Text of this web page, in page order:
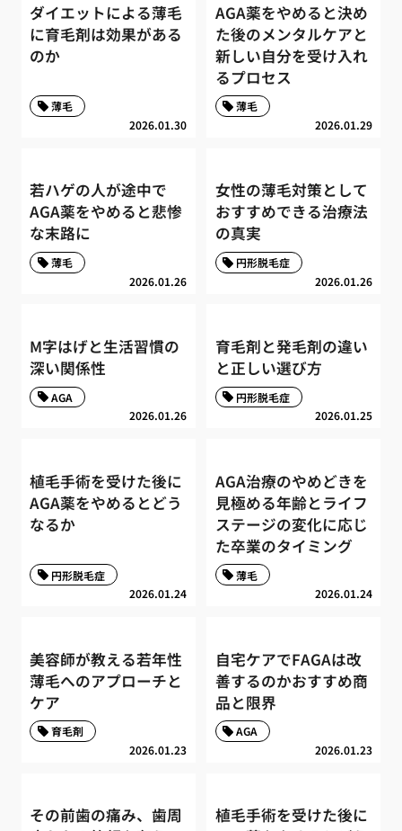
ダイエットによる薄毛
に育毛剤は効果がある
のか
2026.01.30
薄毛
AGA薬をやめると決め
た後のメンタルケアと
新しい自分を受け入れ
るプロセス
2026.01.29
薄毛
若ハゲの人が途中で
AGA薬をやめると悲惨
な末路に
2026.01.26
薄毛
女性の薄毛対策として
おすすめできる治療法
の真実
2026.01.26
円形脱毛症
M字はげと生活習慣の
深い関係性
2026.01.26
AGA
育毛剤と発毛剤の違い
と正しい選び方
2026.01.25
円形脱毛症
植毛手術を受けた後に
AGA薬をやめるとどう
なるか
2026.01.24
円形脱毛症
AGA治療のやめどきを
見極める年齢とライフ
ステージの変化に応じ
た卒業のタイミング
2026.01.24
薄毛
美容師が教える若年性
薄毛へのアプローチと
ケア
2026.01.23
育毛剤
自宅ケアでFAGAは改
善するのかおすすめ商
品と限界
2026.01.23
AGA
その前歯の痛み、歯周
植毛手術を受けた後に